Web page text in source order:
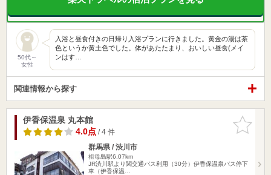
50代～
女性
入浴と昼食付きの日帰り入浴プランに行きました。黄金の湯は茶
色というか黄土色でした。体があたたまり、おいしい昼食(メイ
ンはす…
関連情報から探す
お気に入
りに追加
伊香保温泉 丸本館
4.0点/ 4 件
群馬県 / 渋川市
祖母島駅6.07km
JR渋川駅より関交通バス利用（30分）伊香保温泉バス停下
車（伊香保温…